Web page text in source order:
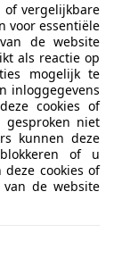
Armsteun
Cruise
Elektrisch
Getinte
Hill-Hold
Lederen
Bruin
Donker
Metallic
Zwart
GOED
of vergelijkbare
voor essentiële
de website
als reactie op
mogelijk te
inloggegevens
cookies of
gesproken niet
kunnen deze
of u
cookies of
de website